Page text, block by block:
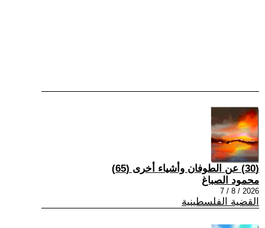
(30) عن الطوفان وأشياء أخرى (65)
محمود الصباغ
2026 / 8 / 7
القضية الفلسطينية